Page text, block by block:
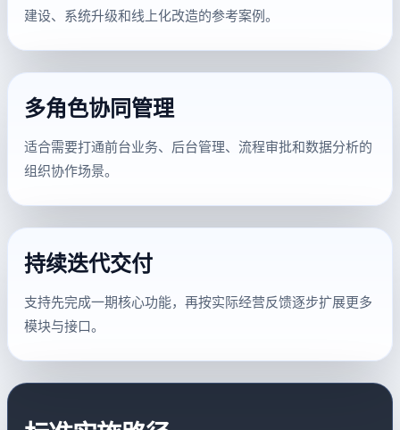
建设、系统升级和线上化改造的参考案例。
多角色协同管理
适合需要打通前台业务、后台管理、流程审批和数据分析的
组织协作场景。
持续迭代交付
支持先完成一期核心功能，再按实际经营反馈逐步扩展更多
模块与接口。